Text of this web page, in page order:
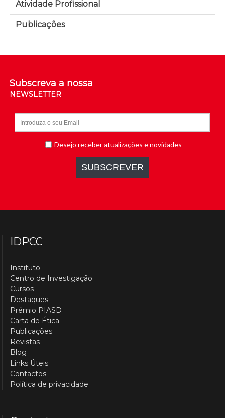
Atividade Profissional
Publicações
Subscreva a nossa
NEWSLETTER
IDPCC
Instituto
Centro de Investigação
Cursos
Destaques
Prémio PIASD
Carta de Ética
Publicações
Revistas
Blog
Links Úteis
Contactos
Política de privacidade